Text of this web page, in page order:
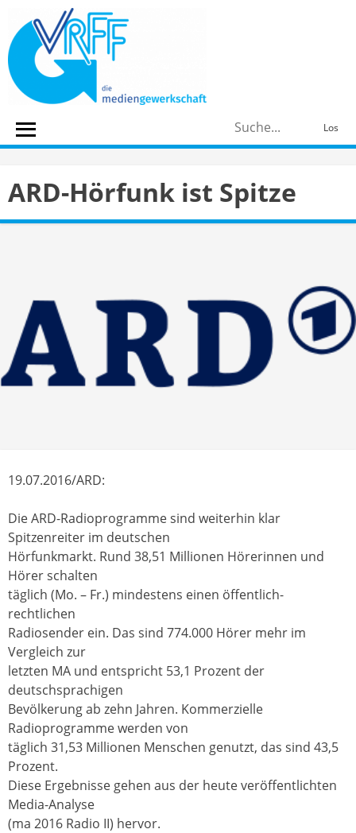
content
Los
ARD-Hörfunk ist Spitze
19.07.2016/ARD:
Die ARD-Radioprogramme sind weiterhin klar
Spitzenreiter im deutschen
Hörfunkmarkt. Rund 38,51 Millionen Hörerinnen und
Hörer schalten
täglich (Mo. – Fr.) mindestens einen öffentlich-
rechtlichen
Radiosender ein. Das sind 774.000 Hörer mehr im
Vergleich zur
letzten MA und entspricht 53,1 Prozent der
deutschsprachigen
Bevölkerung ab zehn Jahren. Kommerzielle
Radioprogramme werden von
täglich 31,53 Millionen Menschen genutzt, das sind 43,5
Prozent.
Diese Ergebnisse gehen aus der heute veröffentlichten
Media-Analyse
(ma 2016 Radio II) hervor.